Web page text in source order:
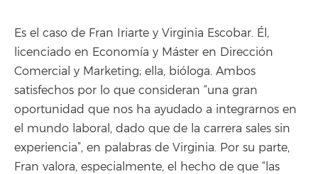
Es el caso de Fran Iriarte y Virginia Escobar. Él,
licenciado en Economía y Máster en Dirección
Comercial y Marketing ; ella, bióloga. Ambos
satisfechos por lo que consideran “una gran
oportunidad que nos ha ayudado a integrarnos en
el mundo laboral, dado que de la carrera sales sin
experiencia”, en palabras de Virginia. Por su parte,
Fran valora, especialmente, el hecho de que “las